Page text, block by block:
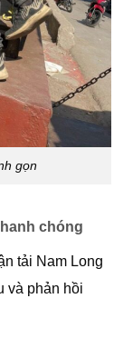
gọn
chóng
tải Nam Long
và phản hồi